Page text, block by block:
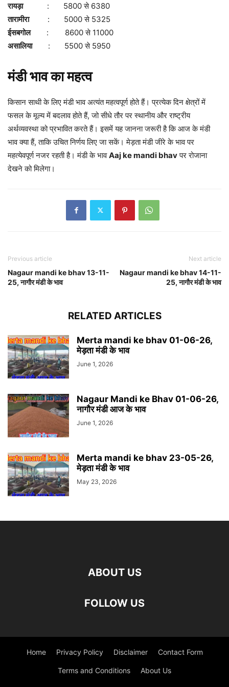
रायड़ा : 5800 से 6380
तारामीरा: 5000 से 5325
ईसबगोल
: 8600 से 11000
असालिया : 5500 से 5950
मंडी भाव का महत्व
किसान साथी के लिए मंडी भाव अत्यंत महत्वपूर्ण होते हैं। प्रत्येक दिन क्षेत्रों में
फसल के मूल्य में बदलाव होते हैं, जो सीधे तौर पर स्थानीय और राष्ट्रीय
अर्थव्यवस्था को प्रभावित करते हैं। इसमें यह जानना जरूरी है कि आज के मंडी
भाव क्या हैं, ताकि उचित निर्णय लिए जा सकें। मेड़ता मंडी जीरे के भाव पर
महत्येवपूर्ण नजर रहती है। मंडी के भावAaj ke mandi bhavपर रोजाना
देखने को मिलेगा।
Previous article
Nagaur mandi ke bhav 13-11-
25, नागौर मंडी के भाव
Next article
Nagaur mandi ke bhav 14-11-
25, नागौर मंडी के भाव
RELATED ARTICLES
Merta mandi ke bhav 01-06-26,
मेड़ता मंडी के भाव
June 1, 2026
Nagaur Mandi ke Bhav 01-06-26,
नागौर मंडी आज के भाव
June 1, 2026
Merta mandi ke bhav 23-05-26,
मेड़ता मंडी के भाव
May 23, 2026
ABOUT US
FOLLOW US
Home Privacy Policy Disclaimer Contact Form
Terms and Conditions About Us